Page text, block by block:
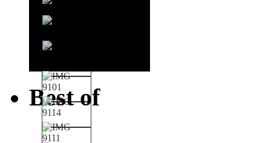
Best of